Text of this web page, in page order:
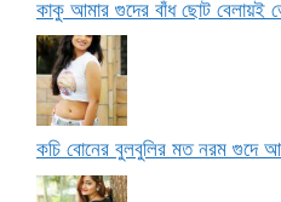
কাকু আমার গুদের বাঁধ ছোট বেলায়ই
কচি বোনের বুলবুলির মত নরম গুদে